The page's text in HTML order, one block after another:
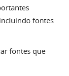
fontes
fontes que